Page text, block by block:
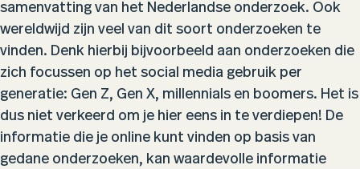
samenvatting van het Nederlandse onderzoek. Ook
wereldwijd zijn veel van dit soort onderzoeken te
vinden. Denk hierbij bijvoorbeeld aan onderzoeken die
zich focussen op het social media gebruik per
generatie: Gen Z, Gen X, millennials en boomers. Het is
dus niet verkeerd om je hier eens in te verdiepen! De
informatie die je online kunt vinden op basis van
gedane onderzoeken, kan waardevolle informatie